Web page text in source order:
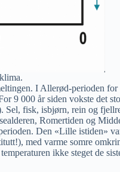
I Allerød-perioden
9 000 år siden vokste det
Sel, fisk, isbjørn, rein og
Romertiden og
Den «Lille istiden»
med varme somre
ikke steget de